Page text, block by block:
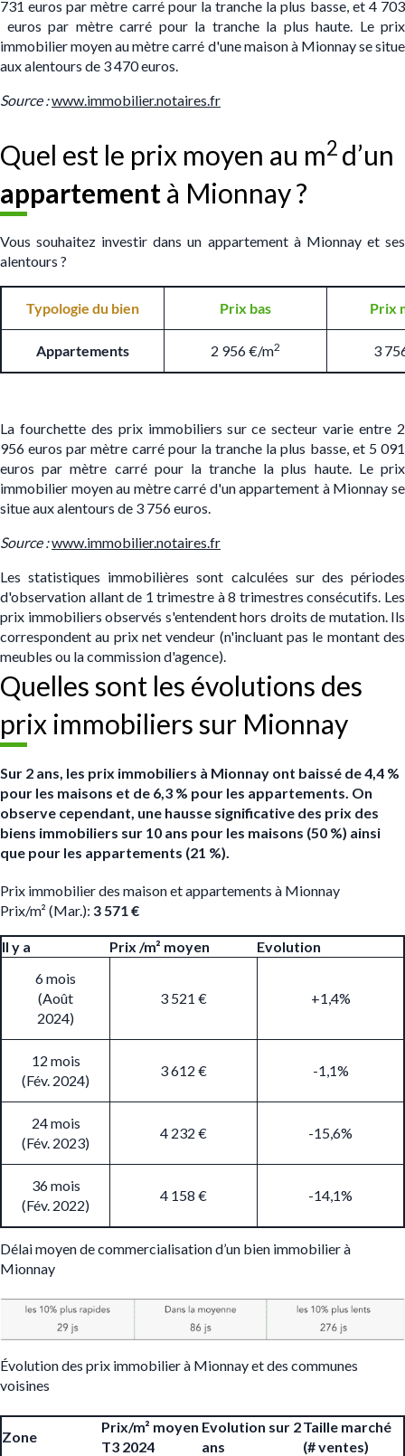
731 euros par mètre carré pour la tranche la plus basse, et 4 703
euros par mètre carré pour la tranche la plus haute. Le prix
immobilier moyen au mètre carré d'une maison à Mionnay se situe
aux alentours de 3 470 euros.
Source :www.immobilier.notaires.fr
Quel est le prix moyen au m2 d’un
appartement à Mionnay ?
Vous souhaitez investir dans un appartement à Mionnay et ses
alentours ?
Typologie du bien Prix bas Prix
Appartements 2 956 €/m2 3
La fourchette des prix immobiliers sur ce secteur varie entre 2
956 euros par mètre carré pour la tranche la plus basse, et 5 091
euros par mètre carré pour la tranche la plus haute. Le prix
immobilier moyen au mètre carré d'un appartement à Mionnay se
situe aux alentours de 3 756 euros.
Source :www.immobilier.notaires.fr
Les statistiques immobilières sont calculées sur des périodes
d'observation allant de 1 trimestre à 8 trimestres consécutifs. Les
prix immobiliers observés s'entendent hors droits de mutation. Ils
correspondent au prix net vendeur (n'incluant pas le montant des
meubles ou la commission d'agence).
Quelles sont les évolutions des
prix immobiliers sur Mionnay
Sur 2 ans, les prix immobiliers à Mionnay ont baissé de 4,4 %
pour les maisons et de 6,3 % pour les appartements. On
observe cependant, une hausse significative des prix des
biens immobiliers sur 10 ans pour les maisons (50 %) ainsi
que pour les appartements (21 %).
Prix immobilier des maison et appartements à Mionnay
Prix/m² (Mar.): 3 571 €
Il y a Prix /m² moyen
Evolution
6 mois
(Août
2024)
3 521 € +1,4%
12 mois
(Fév. 2024)
3 612 € -1,1%
24 mois
(Fév. 2023)
4 232 € -15,6%
36 mois
(Fév. 2022)
4 158 € -14,1%
Délai moyen de commercialisation d’un bien immobilier à
Mionnay
Évolution des prix immobilier à Mionnay et des communes
voisines
Zone
Prix/m² moyen
T3 2024
Evolution sur 2
ans
Taille marché
(# ventes)